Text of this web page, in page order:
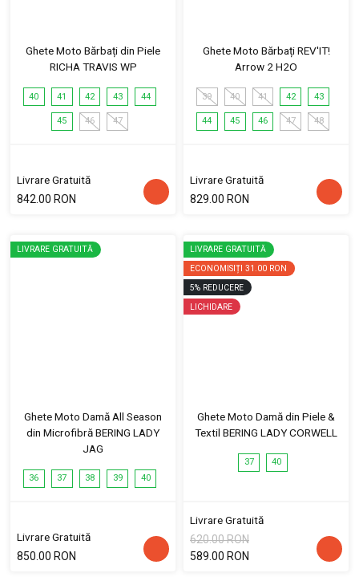
Ghete Moto Bărbați din Piele
RICHA TRAVIS WP
40 41 42 43 44
45 46 47
Livrare Gratuită
842.00 RON
Ghete Moto Bărbați REV'IT!
Arrow 2 H2O
39 40 41 42 43
44 45 46 47 48
Livrare Gratuită
829.00 RON
LIVRARE GRATUITĂ
Ghete Moto Damă All Season
din Microfibră BERING LADY
JAG
36 37 38 39 40
Livrare Gratuită
850.00 RON
LIVRARE GRATUITĂ
ECONOMISIȚI 31.00 RON
5% REDUCERE
LICHIDARE
Ghete Moto Damă din Piele &
Textil BERING LADY CORWELL
37 40
Livrare Gratuită
620.00 RON
589.00 RON